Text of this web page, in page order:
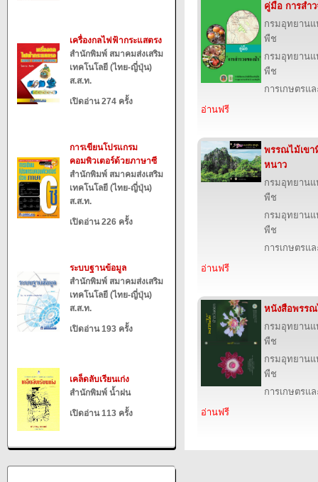
เครื่องกลไฟฟ้ากระแสตรง
สำนักพิมพ์ สมาคมส่งเสริม
เทคโนโลยี (ไทย-ญี่ปุ่น)
ส.ส.ท.
เปิดอ่าน 274 ครั้ง
การเขียนโปรแกรม
คอมพิวเตอร์ด้วยภาษาซี
สำนักพิมพ์ สมาคมส่งเสริม
เทคโนโลยี (ไทย-ญี่ปุ่น)
ส.ส.ท.
เปิดอ่าน 226 ครั้ง
ระบบฐานข้อมูล
สำนักพิมพ์ สมาคมส่งเสริม
เทคโนโลยี (ไทย-ญี่ปุ่น)
ส.ส.ท.
เปิดอ่าน 193 ครั้ง
เคล็ดลับเรียนเก่ง
สำนักพิมพ์ น้ำฝน
เปิดอ่าน 113 ครั้ง
คู่มือ การสำ
กรมอุทยาน
พืช
กรมอุทยาน
พืช
การเกษตรแ
อ่านฟรี
พรรณไม้เขา
หนาว
กรมอุทยาน
พืช
กรมอุทยาน
พืช
การเกษตรแ
อ่านฟรี
หนังสือพรร
กรมอุทยาน
พืช
กรมอุทยาน
พืช
การเกษตรแ
อ่านฟรี